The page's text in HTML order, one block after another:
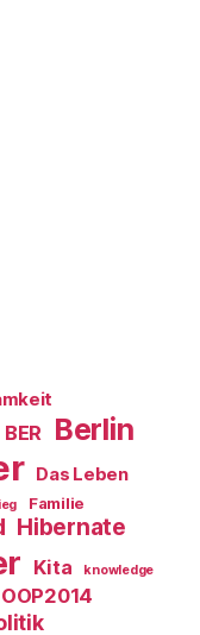
BER Berlin
Das Leben
Familie
Hibernate
Kita
knowledge
OOP2014